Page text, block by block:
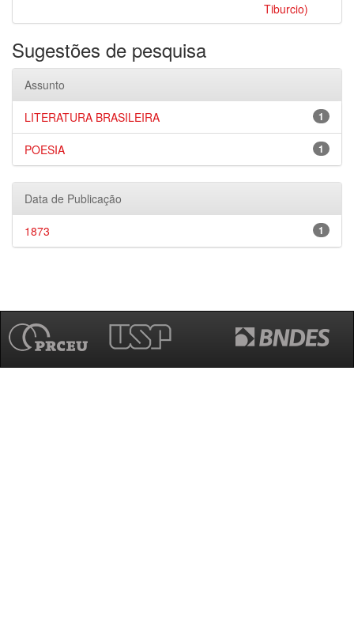
Tiburcio)
Sugestões de pesquisa
Assunto
1
LITERATURA BRASILEIRA
1
POESIA
Data de Publicação
1
1873